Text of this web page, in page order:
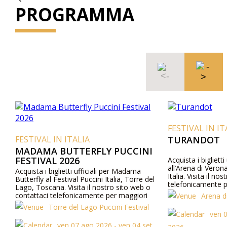
PROGRAMMA
FESTIVAL IN ITALIA
MADAMA BUTTERFLY PUCCINI
FESTIVAL 2026
Acquista i biglietti ufficiali per Madama
Butterfly al Festival Puccini Italia, Torre del
Lago, Toscana. Visita il nostro sito web o
contattaci telefonicamente per maggiori
informazioni su prezzi, programma e cast.
Torre del Lago Puccini Festival
FESTIVAL IN
TURANDOT
Acquista i
all’Arena di
Italia. Visita il
telefonicamente
programma e
Arena
ven